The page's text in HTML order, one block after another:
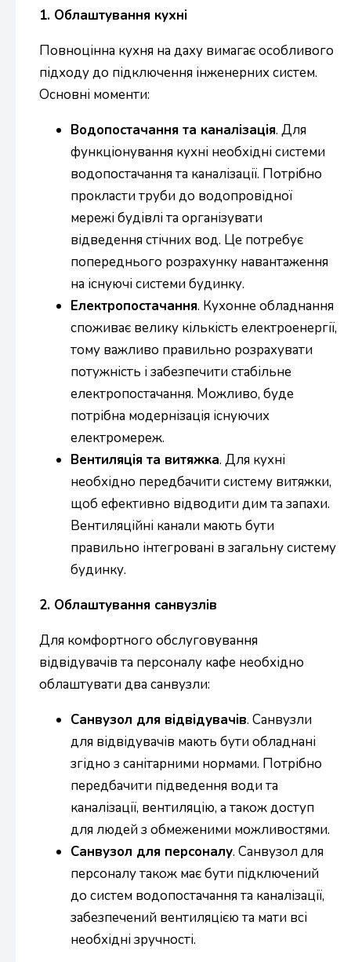
1. Облаштування кухні
Повноцінна кухня на даху вимагає особливого
підходу до підключення інженерних систем.
Основні моменти:
Водопостачання та каналізація. Для
функціонування кухні необхідні системи
водопостачання та каналізації. Потрібно
прокласти труби до водопровідної
мережі будівлі та організувати
відведення стічних вод. Це потребує
попереднього розрахунку навантаження
на існуючі системи будинку.
Електропостачання. Кухонне обладнання
споживає велику кількість електроенергії,
тому важливо правильно розрахувати
потужність і забезпечити стабільне
електропостачання. Можливо, буде
потрібна модернізація існуючих
електромереж.
Вентиляція та витяжка. Для кухні
необхідно передбачити систему витяжки,
щоб ефективно відводити дим та запахи.
Вентиляційні канали мають бути
правильно інтегровані в загальну систему
будинку.
2. Облаштування санвузлів
Для комфортного обслуговування
відвідувачів та персоналу кафе необхідно
облаштувати два санвузли:
Санвузол для відвідувачів. Санвузли
для відвідувачів мають бути обладнані
згідно з санітарними нормами. Потрібно
передбачити підведення води та
каналізації, вентиляцію, а також доступ
для людей з обмеженими можливостями.
Санвузол для персоналу. Санвузол для
персоналу також має бути підключений
до систем водопостачання та каналізації,
забезпечений вентиляцією та мати всі
необхідні зручності.